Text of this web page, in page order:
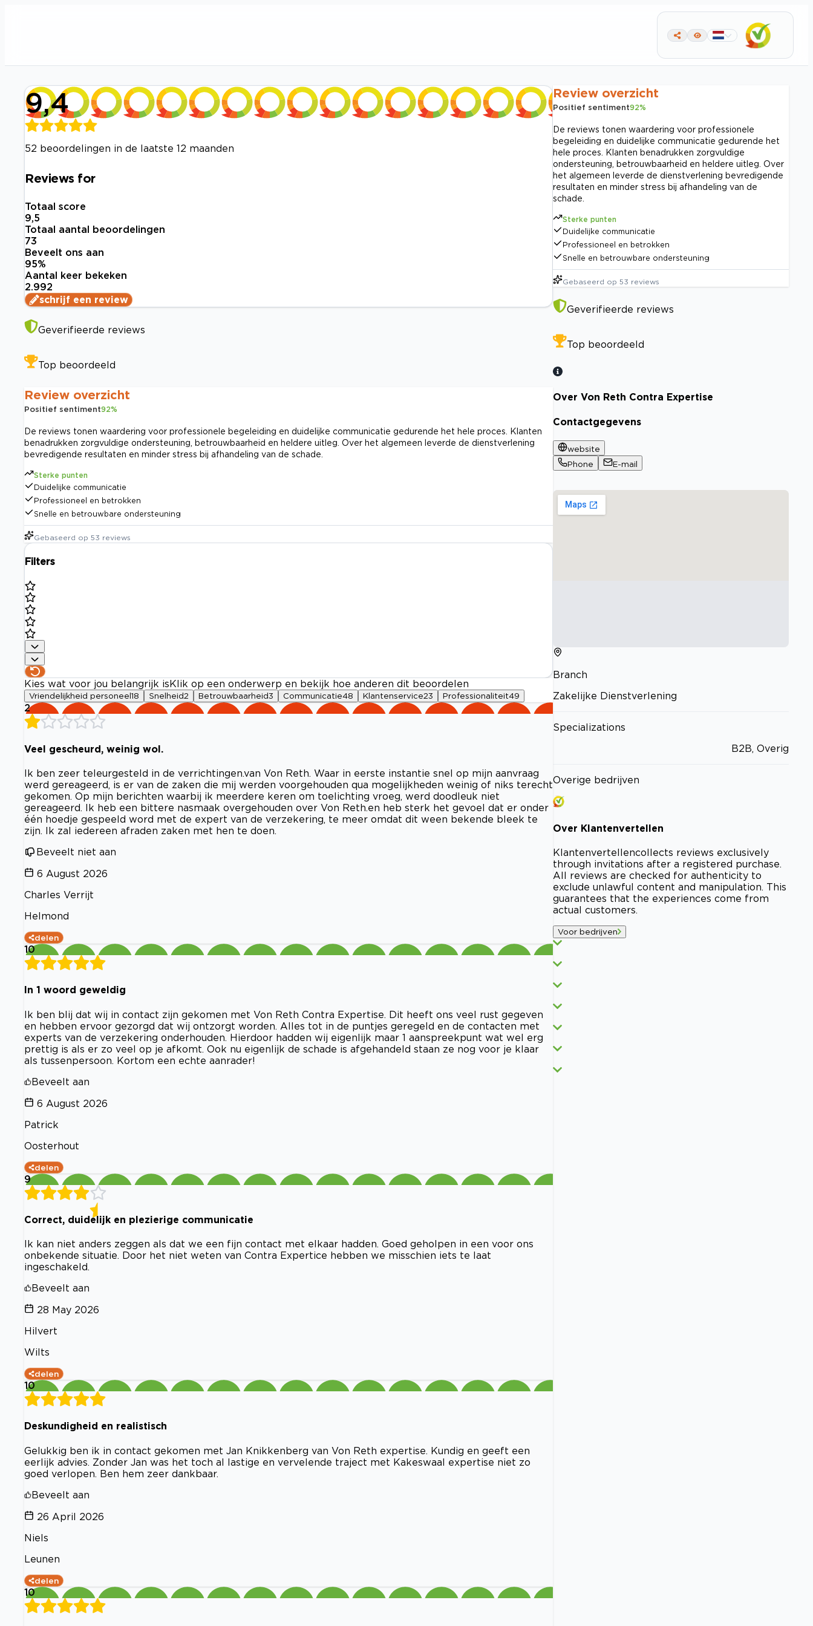
9,4
52 beoordelingen in de laatste 12 maanden
Reviews for
Totaal score
9,5
Totaal aantal beoordelingen
73
Beveelt ons aan
95%
Aantal keer bekeken
2.992
schrijf een review
Geverifieerde reviews
Top beoordeeld
Review overzicht
Positief sentiment92%
De reviews tonen waardering voor professionele begeleiding en duidelijke communicatie gedurende het hele proces. Klanten
benadrukken zorgvuldige ondersteuning, betrouwbaarheid en heldere uitleg. Over het algemeen leverde de dienstverlening
bevredigende resultaten en minder stress bij afhandeling van de schade.
Sterke punten
Duidelijke communicatie
Professioneel en betrokken
Snelle en betrouwbare ondersteuning
Gebaseerd op 53 reviews
Filters
Kies wat voor jou belangrijk is Klik op een onderwerp en bekijk hoe anderen dit beoordelen
Vriendelijkheid personeel 18 Snelheid2 Betrouwbaarheid3 Communicatie48 Klantenservice23 Professionaliteit49
2
Veel gescheurd, weinig wol.
Ik ben zeer teleurgesteld in de verrichtingen.van Von Reth. Waar in eerste instantie snel op mijn aanvraag
werd gereageerd, is er van de zaken die mij werden voorgehouden qua mogelijkheden weinig of niks terecht
gekomen. Op mijn berichten waarbij ik meerdere keren om toelichting vroeg, werd doodleuk niet
gereageerd. Ik heb een bittere nasmaak overgehouden over Von Reth.en heb sterk het gevoel dat er onder
één hoedje gespeeld word met de expert van de verzekering, te meer omdat dit ween bekende bleek te
zijn. Ik zal iedereen afraden zaken met hen te doen.
Beveelt niet aan
6 August 2026
Charles Verrijt
Helmond
delen
10
In 1 woord geweldig
Ik ben blij dat wij in contact zijn gekomen met Von Reth Contra Expertise. Dit heeft ons veel rust gegeven
en hebben ervoor gezorgd dat wij ontzorgt worden. Alles tot in de puntjes geregeld en de contacten met
experts van de verzekering onderhouden. Hierdoor hadden wij eigenlijk maar 1 aanspreekpunt wat wel erg
prettig is als er zo veel op je afkomt. Ook nu eigenlijk de schade is afgehandeld staan ze nog voor je klaar
als tussenpersoon. Kortom een echte aanrader!
Beveelt aan
6 August 2026
Patrick
Oosterhout
delen
9
Correct, duidelijk en plezierige communicatie
Ik kan niet anders zeggen als dat we een fijn contact met elkaar hadden. Goed geholpen in een voor ons
onbekende situatie. Door het niet weten van Contra Expertice hebben we misschien iets te laat
ingeschakeld.
Beveelt aan
28 May 2026
Hilvert
Wilts
delen
10
Deskundigheid en realistisch
Gelukkig ben ik in contact gekomen met Jan Knikkenberg van Von Reth expertise. Kundig en geeft een
eerlijk advies. Zonder Jan was het toch al lastige en vervelende traject met Kakeswaal expertise niet zo
goed verlopen. Ben hem zeer dankbaar.
Beveelt aan
26 April 2026
Niels
Leunen
delen
10
Review overzicht
Positief sentiment92%
De reviews tonen waardering voor professionele
begeleiding en duidelijke communicatie gedurende het
hele proces. Klanten benadrukken zorgvuldige
ondersteuning, betrouwbaarheid en heldere uitleg. Over
het algemeen leverde de dienstverlening bevredigende
resultaten en minder stress bij afhandeling van de
schade.
Sterke punten
Duidelijke communicatie
Professioneel en betrokken
Snelle en betrouwbare ondersteuning
Gebaseerd op 53 reviews
Geverifieerde reviews
Top beoordeeld
Over Von Reth Contra Expertise
Contactgegevens
website
Phone
E-mail
Branch
Zakelijke Dienstverlening
Specializations
B2B, Overig
Overige bedrijven
Over Klantenvertellen
Klantenvertellencollects reviews exclusively
through invitations after a registered purchase.
All reviews are checked for authenticity to
exclude unlawful content and manipulation. This
guarantees that the experiences come from
actual customers.
Voor bedrijven